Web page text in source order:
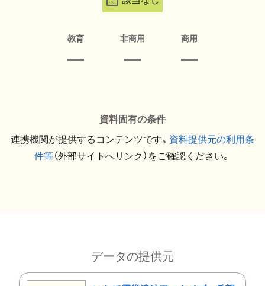
教育 非商用 商用
資料固有の条件
連携機関が提供するコンテンツです。 資料提供元の利用条
件等（外部サイトへリンク）をご確認ください。
データの提供元